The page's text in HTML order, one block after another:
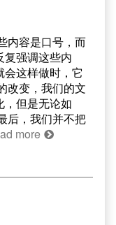
内容是口号，而
复强调这些内
这样做时，它
改变，我们的文
，但是无论如
后，我们并不把
more